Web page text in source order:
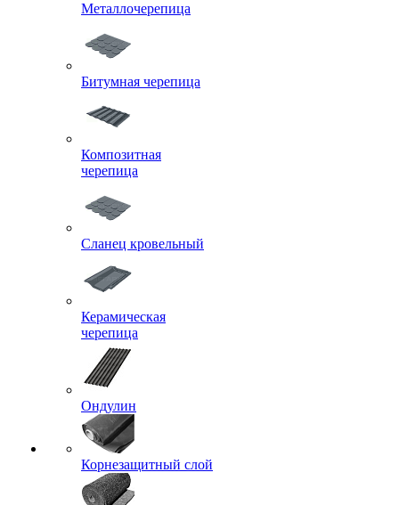
Металлочерепица
Битумная черепица
Композитная
черепица
Сланец кровельный
Керамическая
черепица
Ондулин
Корнезащитный слой